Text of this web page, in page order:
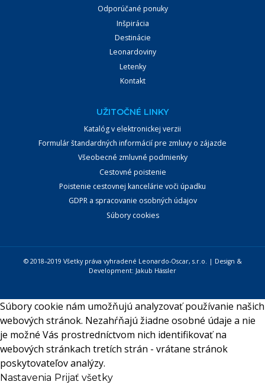
Odporúčané ponuky
Inšpirácia
Destinácie
Leonardoviny
Letenky
Kontakt
UŽITOČNÉ LINKY
Katalóg v elektronickej verzii
Formulár štandardných informácií pre zmluvy o zájazde
Všeobecné zmluvné podmienky
Cestovné poistenie
Poistenie cestovnej kancelárie voči úpadku
GDPR a spracovanie osobných údajov
Súbory cookies
© 2018–2019 Všetky práva vyhradené Leonardo-Oscar, s.r.o. | Design &
Development: Jakub Hässler
Súbory cookie nám umožňujú analyzovať používanie našich
webových stránok. Nezahŕňajú žiadne osobné údaje a nie
je možné Vás prostredníctvom nich identifikovať na
webových stránkach tretích strán - vrátane stránok
poskytovateľov analýzy.
Nastavenia Prijať všetky